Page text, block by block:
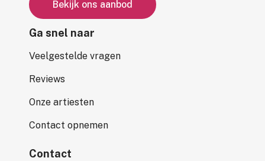
Bekijk ons aanbod
Ga snel naar
Veelgestelde vragen
Reviews
Onze artiesten
Contact opnemen
Contact